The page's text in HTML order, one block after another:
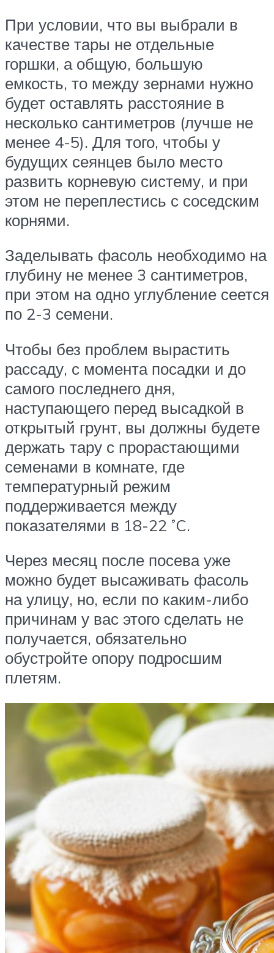
При условии, что вы выбрали в
качестве тары не отдельные
горшки, а общую, большую
емкость, то между зернами нужно
будет оставлять расстояние в
несколько сантиметров (лучше не
менее 4-5). Для того, чтобы у
будущих сеянцев было место
развить корневую систему, и при
этом не переплестись с соседским
корнями.
Заделывать фасоль необходимо на
глубину не менее 3 сантиметров,
при этом на одно углубление сеется
по 2-3 семени.
Чтобы без проблем вырастить
рассаду, с момента посадки и до
самого последнего дня,
наступающего перед высадкой в
открытый грунт, вы должны будете
держать тару с прорастающими
семенами в комнате, где
температурный режим
поддерживается между
показателями в 18-22 ˚C.
Через месяц после посева уже
можно будет высаживать фасоль
на улицу, но, если по каким-либо
причинам у вас этого сделать не
получается, обязательно
обустройте опору подросшим
плетям.